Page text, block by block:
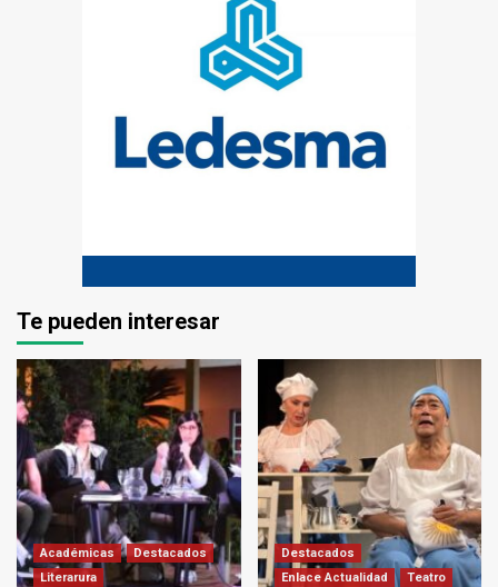
Te pueden interesar
Académicas
Destacados
Literarura
Destacados
Enlace Actualidad
Teatro